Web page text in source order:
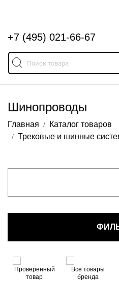
+7 (495) 021-66-67
Шинопроводы
Главная
Каталог товаров
Трековые и шинные
Все товары
бренда
Возврат брака